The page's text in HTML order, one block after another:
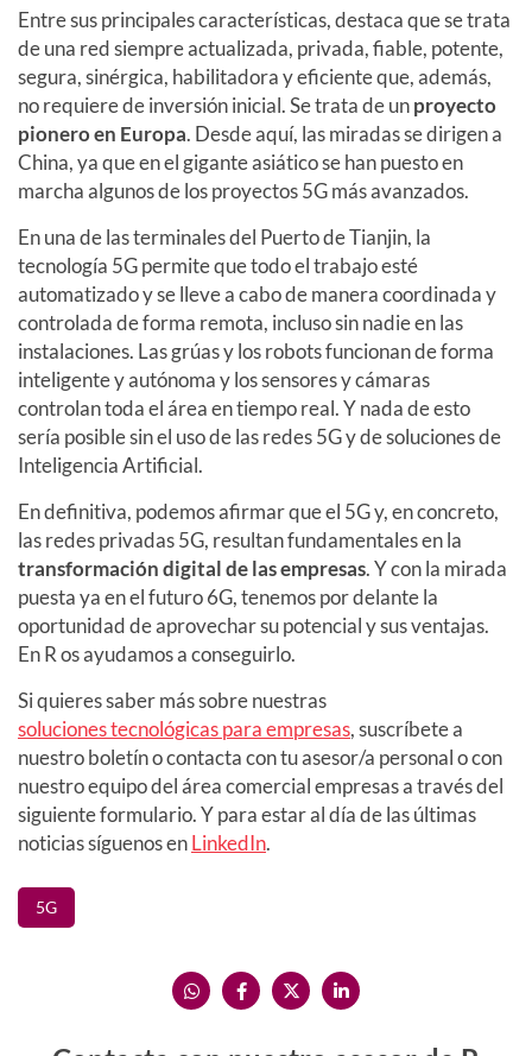
Entre sus principales características, destaca que se trata
de una red siempre actualizada, privada, fiable, potente,
segura, sinérgica, habilitadora y eficiente que, además,
no requiere de inversión inicial. Se trata de unproyecto
pionero en Europa. Desde aquí, las miradas se dirigen a
China, ya que en el gigante asiático se han puesto en
marcha algunos de los proyectos 5G más avanzados.
En una de las terminales del Puerto de Tianjin, la
tecnología 5G permite que todo el trabajo esté
automatizado y se lleve a cabo de manera coordinada y
controlada de forma remota, incluso sin nadie en las
instalaciones. Las grúas y los robots funcionan de forma
inteligente y autónoma y los sensores y cámaras
controlan toda el área en tiempo real. Y nada de esto
sería posible sin el uso de las redes 5G y de soluciones de
Inteligencia Artificial.
En definitiva, podemos afirmar que el 5G y, en concreto,
las redes privadas 5G, resultan fundamentales en la
transformación digital de las empresas. Y con la mirada
puesta ya en el futuro 6G, tenemos por delante la
oportunidad de aprovechar su potencial y sus ventajas.
En R os ayudamos a conseguirlo.
Si quieres saber más sobre nuestras
soluciones tecnológicas para empresas, suscríbete a
nuestro boletín o contacta con tu asesor/a personal o con
nuestro equipo del área comercial empresas a través del
siguiente formulario. Y para estar al día de las últimas
noticias síguenos enLinkedIn.
5G